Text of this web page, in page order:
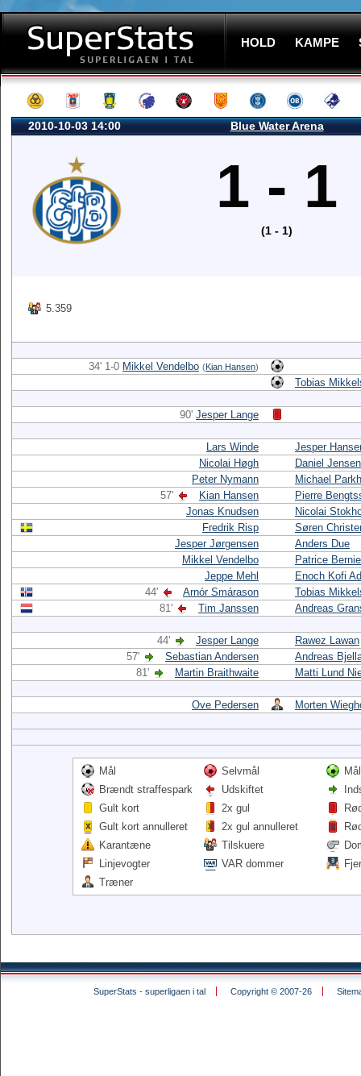
HOLD KAMPE
2010-10-03 14:00 Blue Water Arena
1 - 1
(1 - 1)
5.359
34' 1-0 Mikkel Vendelbo (Kian Hansen)
Tobias
90' Jesper Lange
Lars Winde
Jesper
Nicolai Høgh
Daniel Jensen
Peter Nymann
Michael
57'
Kian Hansen
Pierre
Jonas Knudsen
Nicolai
Fredrik Risp
Søren
Jesper Jørgensen
Anders Due
Mikkel Vendelbo
Patrice
Jeppe Mehl
Enoch Kofi
44'
Arnór Smárason
Tobias
81'
Tim Janssen Andreas
44' Jesper Lange
Rawez Lawan
57'
Sebastian Andersen
Andreas
81'
Martin Braithwaite Matti Lund
Ove Pedersen Morten
Mål Selvmål
Brændt straffespark
Udskiftet
Gult kort
2x gul
Gult kort annulleret
2x gul annulleret
Karantæne
Tilskuere
Linjevogter
VAR dommer
Træner
SuperStats - superligaen i tal Copyright © 2007-26